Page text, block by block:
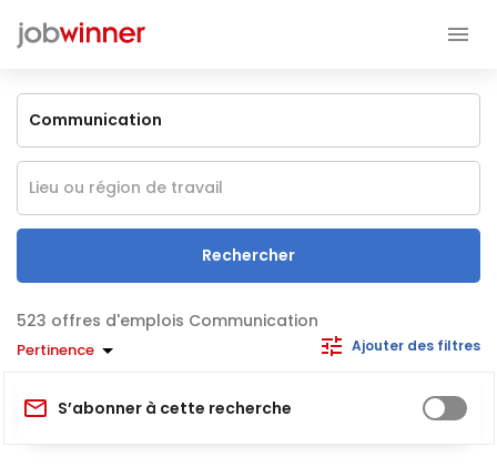
Rechercher
offres d'emplois Communication
Pertinence Ajouter des filtres
S’abonner à cette recherche